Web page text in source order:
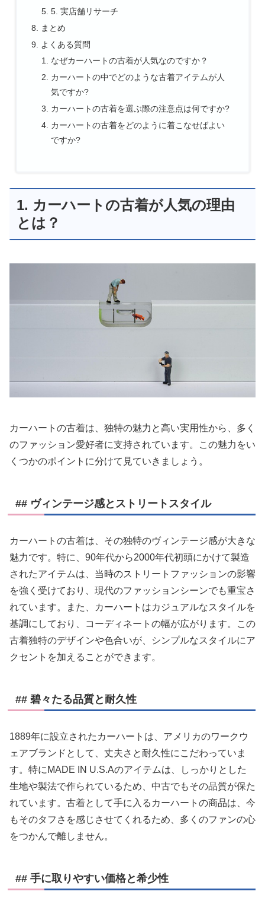
5. 実店舗リサーチ
まとめ
よくある質問
なぜカーハートの古着が人気なのですか？
カーハートの中でどのような古着アイテムが人
気ですか?
カーハートの古着を選ぶ際の注意点は何ですか?
カーハートの古着をどのように着こなせばよい
ですか?
1. カーハートの古着が人気の理由
とは？
カーハートの古着は、独特の魅力と高い実用性から、多く
のファッション愛好者に支持されています。この魅力をい
くつかのポイントに分けて見ていきましょう。
## ヴィンテージ感とストリートスタイル
カーハートの古着は、その独特のヴィンテージ感が大きな
魅力です。特に、90年代から2000年代初頭にかけて製造
されたアイテムは、当時のストリートファッションの影響
を強く受けており、現代のファッションシーンでも重宝さ
れています。また、カーハートはカジュアルなスタイルを
基調にしており、コーディネートの幅が広がります。この
古着独特のデザインや色合いが、シンプルなスタイルにア
クセントを加えることができます。
## 碧々たる品質と耐久性
1889年に設立されたカーハートは、アメリカのワークウ
ェアブランドとして、丈夫さと耐久性にこだわっていま
す。特にMADE IN U.S.Aのアイテムは、しっかりとした
生地や製法で作られているため、中古でもその品質が保た
れています。古着として手に入るカーハートの商品は、今
もそのタフさを感じさせてくれるため、多くのファンの心
をつかんで離しません。
## 手に取りやすい価格と希少性